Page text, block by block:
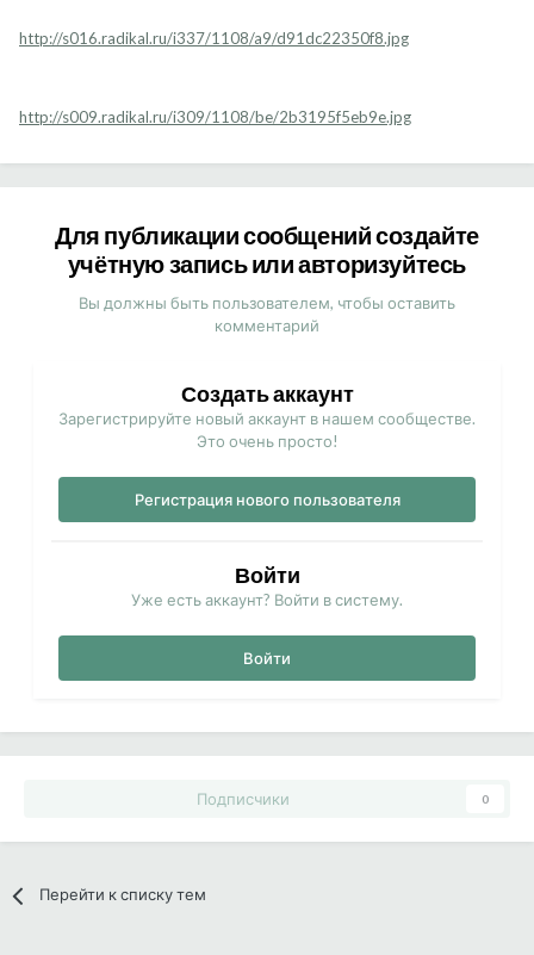
http://s016.radikal.ru/i337/1108/a9/d91dc22350f8.jpg
http://s009.radikal.ru/i309/1108/be/2b3195f5eb9e.jpg
Для публикации сообщений создайте
учётную запись или авторизуйтесь
Вы должны быть пользователем, чтобы оставить
комментарий
Создать аккаунт
Зарегистрируйте новый аккаунт в нашем сообществе.
Это очень просто!
Регистрация нового пользователя
Войти
Уже есть аккаунт? Войти в систему.
Войти
Подписчики 0
Перейти к списку тем